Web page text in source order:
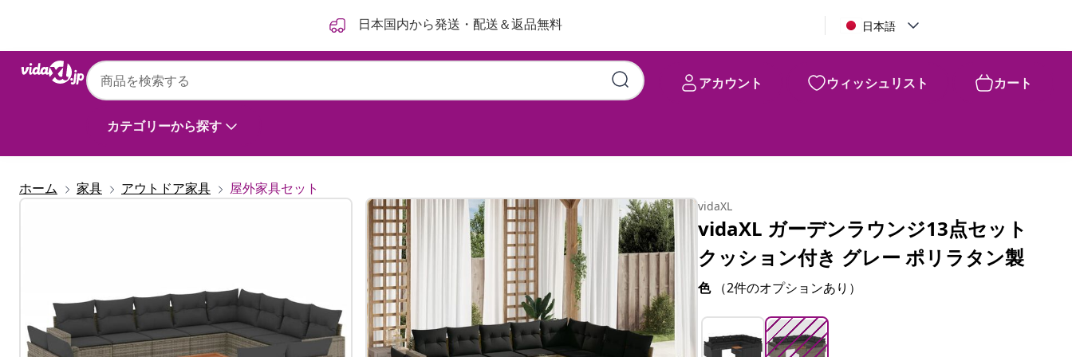
日本国内から発送・配送＆返品無料 日本語
カテゴリーから探す
アカウント ウィッシュリスト カート
vidaXL ¥ 163,340
ホーム 家具 アウトドア家具 屋外家具セット
vidaXL
vidaXL ガーデンラウンジ13点セット
クッション付き グレー ポリラタン製
色 （2件のオプションあり）